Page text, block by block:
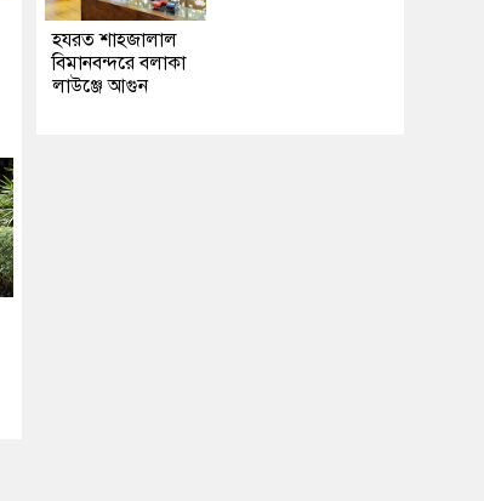
হযরত শাহজালাল
বিমানবন্দরে বলাকা
লাউঞ্জে আগুন